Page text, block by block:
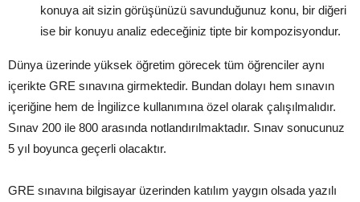
konuya ait sizin görüşünüzü savunduğunuz konu, bir diğeri
ise bir konuyu analiz edeceğiniz tipte bir kompozisyondur.
Dünya üzerinde yüksek öğretim görecek tüm öğrenciler aynı
içerikte GRE sınavına girmektedir. Bundan dolayı hem sınavın
içeriğine hem de İngilizce kullanımına özel olarak çalışılmalıdır.
Sınav 200 ile 800 arasında notlandırılmaktadır. Sınav sonucunuz
5 yıl boyunca geçerli olacaktır.
GRE sınavına bilgisayar üzerinden katılım yaygın olsada yazılı